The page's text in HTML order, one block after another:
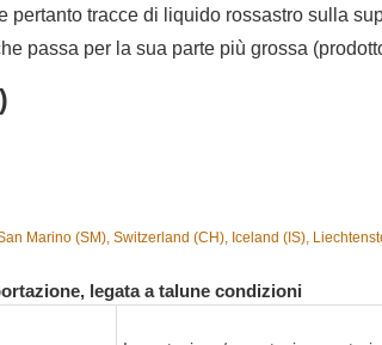
pertanto tracce di liquido rossastro sulla
passa per la sua parte più grossa
Marino (SM), Switzerland (CH), Iceland (IS),
legata a talune condizioni